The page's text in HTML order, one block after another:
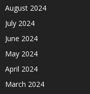
August 2024
July 2024
June 2024
May 2024
April 2024
March 2024